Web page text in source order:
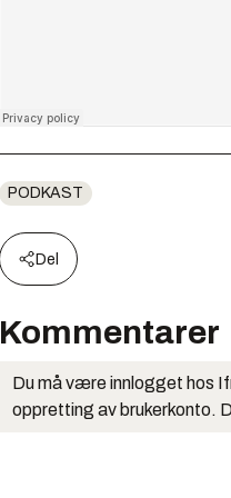
PODKAST
Del
Kommentarer
Du må være innlogget hos
oppretting av brukerkonto.